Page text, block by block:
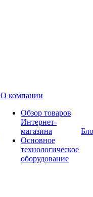
О компании
Обзор товаров
Интернет-
магазина
Основное
технологическое
оборудование